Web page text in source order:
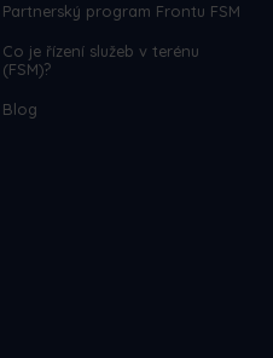
Partnerský program Frontu FSM
Co je řízení služeb v terénu
(FSM)?
Blog